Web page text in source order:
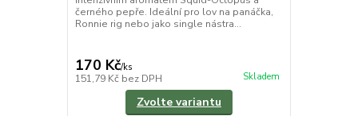
černého pepře. Ideální pro lov na panáčka,
Ronnie rig nebo jako single nástra...
170 Kč/ks
151,79 Kč bez DPH Skladem
Zvolte variantu